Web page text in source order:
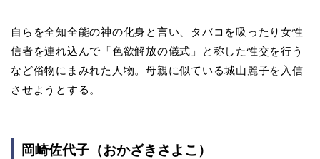
自らを全知全能の神の化身と言い、タバコを吸ったり女性
信者を連れ込んで「色欲解放の儀式」と称した性交を行う
など俗物にまみれた人物。母親に似ている城山麗子を入信
させようとする。
岡崎佐代子（おかざきさよこ）